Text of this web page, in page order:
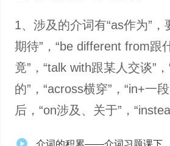
1、涉及的介词有“as作为”
期待”，“be different from跟
竟”，“talk with跟某人交谈”
的”，“across横穿”，“in+一
后，“on涉及、关于”，
介词的积累——介词习题课下